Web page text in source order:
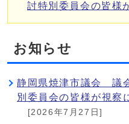
討特別委員会の皆様
お知らせ
静岡県焼津市議会 議
別委員会の皆様が視察
[2026年7月27日]